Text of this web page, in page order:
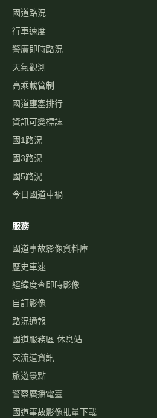
國道路況
行車速度
警廣即時路況
天氣觀測
高乘載管制
國道壅塞排行
資訊可變標誌
國1路況
國3路況
國5路況
今日國道車禍
服務
國道事故影像資料庫
歷史車速
經緯度查即時影像
自訂影像
路況通報
國道服務區 休息站
交流道資訊
旅遊景點
警察廣播電臺
國道事故影像批量下載